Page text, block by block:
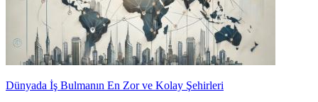
Dünyada İş Bulmanın En Zor ve Kolay Şehirleri